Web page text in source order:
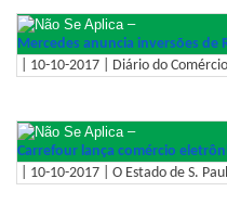
–
Mercedes anuncia inversões de
| 10-10-2017 | Diário do
–
Carrefour lança comércio
| 10-10-2017 | O Estado de S.